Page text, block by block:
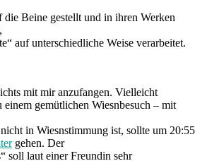
die Beine gestellt und in ihren Werken
auf unterschiedliche Weise verarbeitet.
mit mir anzufangen. Vielleicht
einem gemütlichen Wiesnbesuch – mit
in Wiesnstimmung ist, sollte um 20:55
gehen. Der
soll laut einer Freundin sehr